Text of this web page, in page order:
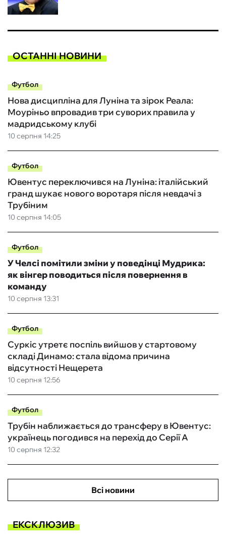
ОСТАННІ НОВИНИ
Футбол
10 серпня 14:25
Нова дисципліна для Луніна та зірок Реала:
Моуріньо впровадив три суворих правила у
мадридському клубі
Футбол
10 серпня 14:05
Ювентус переключився на Луніна: італійський
гранд шукає нового воротаря після невдачі з
Трубіним
Футбол
10 серпня 13:31
У Челсі помітили зміни у поведінці Мудрика:
як вінгер поводиться після повернення в
команду
Футбол
10 серпня 12:56
Суркіс утретє поспіль вийшов у стартовому
складі Динамо: стала відома причина
відсутності Нещерета
Футбол
10 серпня 12:32
Трубін наближається до трансферу в Ювентус:
українець погодився на перехід до Серії А
Всі новини
ЕКСКЛЮЗИВ